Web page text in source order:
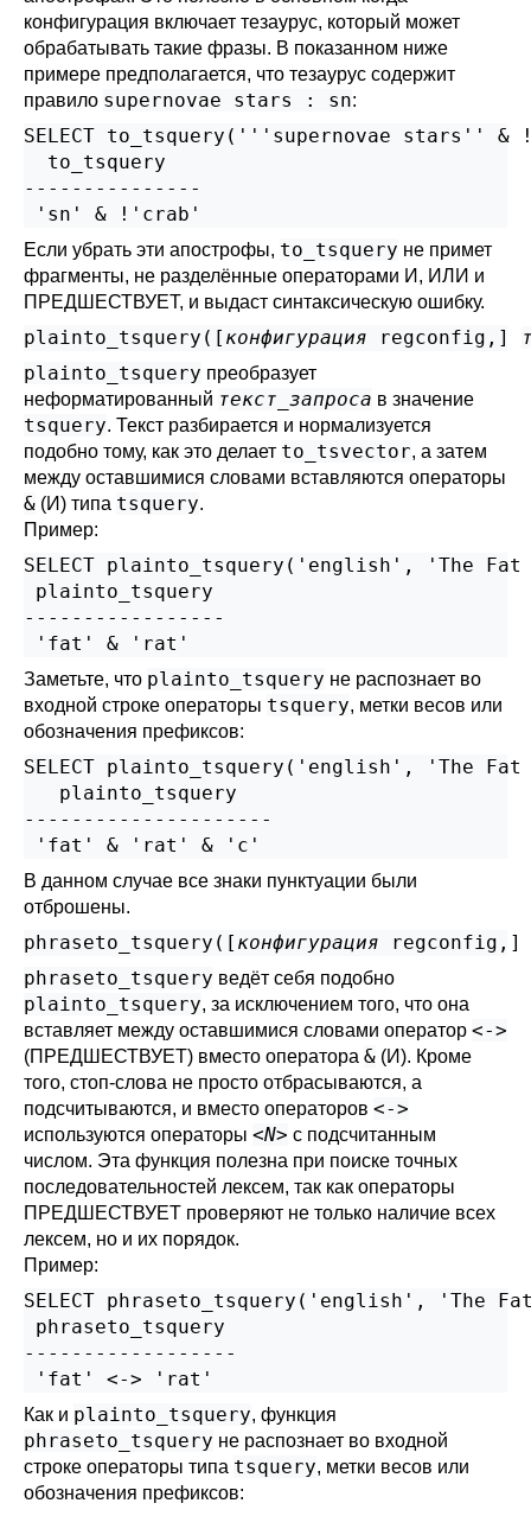
конфигурация включает тезаурус, который может
обрабатывать такие фразы. В показанном ниже
примере предполагается, что тезаурус содержит
правило supernovae stars : sn:
SELECT to_tsquery('''supernovae stars''
  to_tsquery
---------------
Если убрать эти апострофы, to_tsquery не примет
фрагменты, не разделённые операторами И, ИЛИ и
ПРЕДШЕСТВУЕТ, и выдаст синтаксическую ошибку.
plainto_tsquery([ конфигурация regconfig , ]
plainto_tsquery преобразует
неформатированный текст_запроса в значение
tsquery. Текст разбирается и нормализуется
подобно тому, как это делает to_tsvector, а затем
между оставшимися словами вставляются операторы
& (И) типа tsquery.
Пример:
SELECT plainto_tsquery('english', 'The
plainto_tsquery
-----------------
Заметьте, что plainto_tsquery не распознает во
входной строке операторы tsquery, метки весов или
обозначения префиксов:
SELECT plainto_tsquery('english', 'The
   plainto_tsquery
---------------------
В данном случае все знаки пунктуации были
отброшены.
phraseto_tsquery([ конфигурация regconfig ,
phraseto_tsquery ведёт себя подобно
plainto_tsquery, за исключением того, что она
вставляет между оставшимися словами оператор <->
(ПРЕДШЕСТВУЕТ) вместо оператора & (И). Кроме
того, стоп-слова не просто отбрасываются, а
подсчитываются, и вместо операторов <->
используются операторы <N> с подсчитанным
числом. Эта функция полезна при поиске точных
последовательностей лексем, так как операторы
ПРЕДШЕСТВУЕТ проверяют не только наличие всех
лексем, но и их порядок.
Пример:
SELECT phraseto_tsquery('english', 'The
phraseto_tsquery
------------------
Как и plainto_tsquery, функция
phraseto_tsquery не распознает во входной
строке операторы типа tsquery, метки весов или
обозначения префиксов: